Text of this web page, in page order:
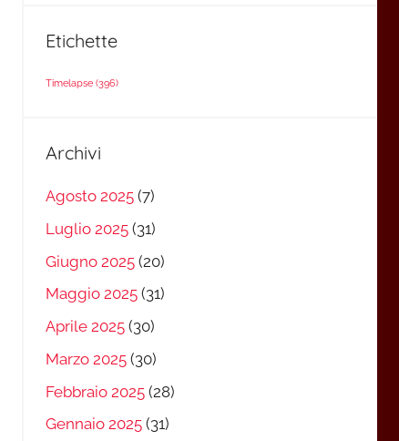
Etichette
Timelapse(396)
Archivi
Agosto 2025(7)
Luglio 2025(31)
Giugno 2025(20)
Maggio 2025(31)
Aprile 2025(30)
Marzo 2025(30)
Febbraio 2025(28)
Gennaio 2025(31)